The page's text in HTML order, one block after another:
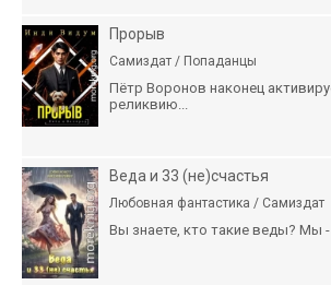
Прорыв
Самиздат / Попаданцы
Пётр Воронов наконец
реликвию...
Веда и 33 (не)счастья
Любовная фантастика / Самиздат
Вы знаете, кто такие веды? Мы